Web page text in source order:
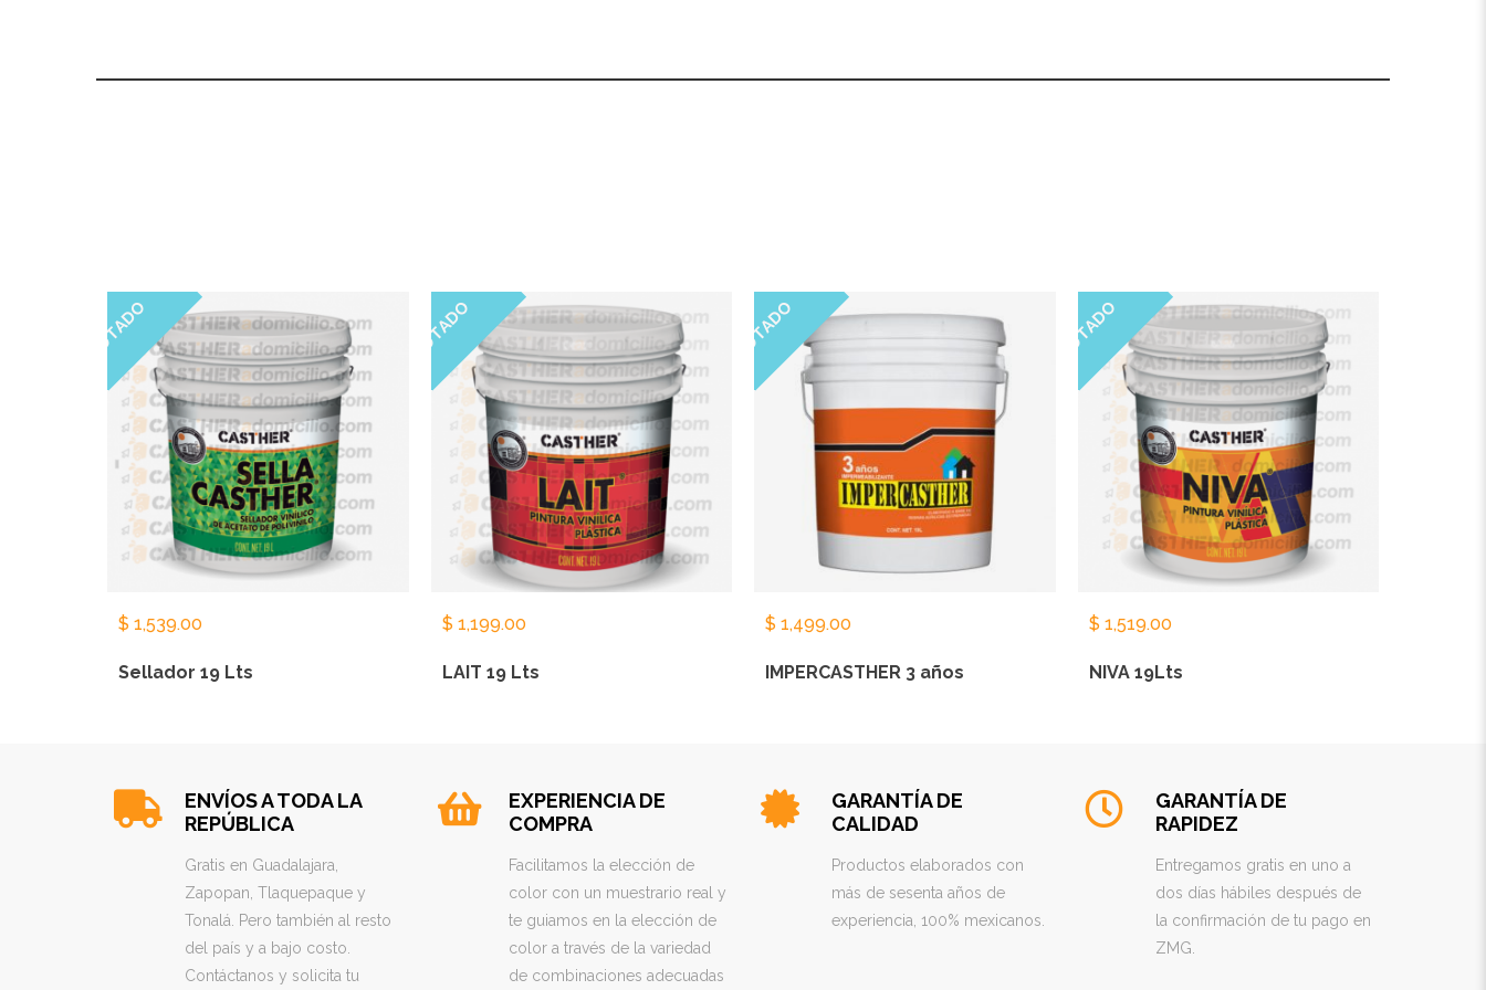
AGOTADO
$ 1,539.00
Sellador 19 Lts
AGOTADO
$ 1,199.00
LAIT 19 Lts
AGOTADO
$ 1,499.00
IMPERCASTHER 3 años
AGOTADO
$ 1,519.00
NIVA 19Lts
ENVÍOS A TODA LA
REPÚBLICA
Gratis en Guadalajara,
Zapopan, Tlaquepaque y
Tonalá. Pero también al resto
del país y a bajo costo.
Contáctanos y solicita tu
EXPERIENCIA DE
COMPRA
Facilitamos la elección de
color con un muestrario real y
te guiamos en la elección de
color a través de la variedad
de combinaciones adecuadas
GARANTÍA DE
CALIDAD
Productos elaborados con
más de sesenta años de
experiencia, 100% mexicanos.
GARANTÍA DE
RAPIDEZ
Entregamos gratis en uno a
dos días hábiles después de
la confirmación de tu pago en
ZMG.